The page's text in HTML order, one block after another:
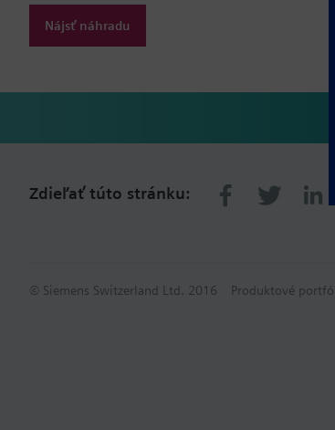
Nájsť náhradu
Zdieľať túto stránku:
© Siemens Switzerland Ltd. 2016 Produktové